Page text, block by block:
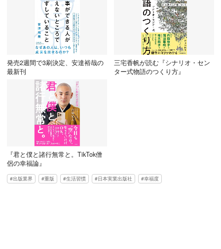
発売2週間で3刷決定、安達裕哉の
最新刊
三宅香帆が読む『シナリオ・セン
ター式物語のつくり方』
『君と僕と諸行無常と。TikTok僧
侶の幸福論』
出版業界 重版 生活習慣 日本実業出版社 幸福度